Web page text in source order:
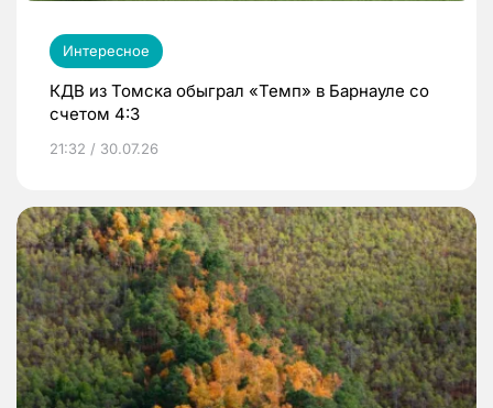
Интересное
КДВ из Томска обыграл «Темп» в Барнауле со
счетом 4:3
21:32 / 30.07.26